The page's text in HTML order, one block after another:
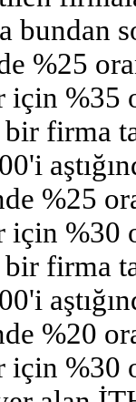
%25
için
firma
%25
için
firma
%20
için